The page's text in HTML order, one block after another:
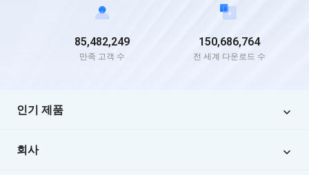
85,482,249
만족 고객 수
150,686,764
전 세계 다운로드 수
인기 제품
회사